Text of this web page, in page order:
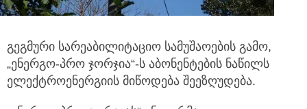
გეგმური სარეაბილიტაციო სამუშაოების გამო,
„ენერგო-პრო ჯორჯია“-ს აბონენტების ნაწილს
ელექტროენერგიის მიწოდება შეეზღუდება.